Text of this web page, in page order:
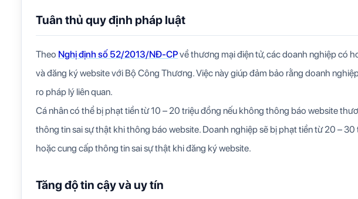
Tuân thủ quy định pháp luật
Theo Nghị định số 52/2013/NĐ-CPvề thương mại điện tử, các doanh nghiệp có
và đăng ký website với Bộ Công Thương. Việc này giúp đảm bảo rằng doanh
ro pháp lý liên quan.
Cá nhân có thể bị phạt tiền từ 10 – 20 triệu đồng nếu không thông báo website
thông tin sai sự thật khi thông báo website. Doanh nghiệp sẽ bị phạt tiền từ 20 –
hoặc cung cấp thông tin sai sự thật khi đăng ký website.
Tăng độ tin cậy và uy tín